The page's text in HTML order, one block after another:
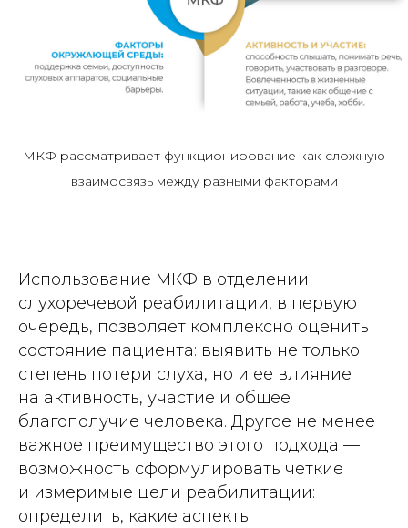
МКФ рассматривает функционирование как сложную
взаимосвязь между разными факторами
Использование МКФ в отделении
слухоречевой реабилитации, в первую
очередь, позволяет комплексно оценить
состояние пациента: выявить не только
степень потери слуха, но и ее влияние
на активность, участие и общее
благополучие человека. Другое не менее
важное преимущество этого подхода —
возможность сформулировать четкие
и измеримые цели реабилитации:
определить, какие аспекты